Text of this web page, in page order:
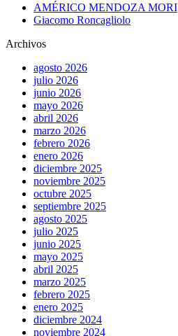
AMÉRICO MENDOZA MORI
Giacomo Roncagliolo
Archivos
agosto 2026
julio 2026
junio 2026
mayo 2026
abril 2026
marzo 2026
febrero 2026
enero 2026
diciembre 2025
noviembre 2025
octubre 2025
septiembre 2025
agosto 2025
julio 2025
junio 2025
mayo 2025
abril 2025
marzo 2025
febrero 2025
enero 2025
diciembre 2024
noviembre 2024